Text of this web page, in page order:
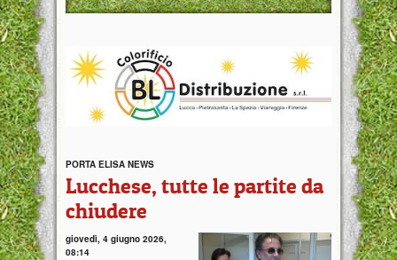
PORTA ELISA NEWS
Lucchese, tutte le partite da
chiudere
giovedì, 4 giugno 2026,
08:14